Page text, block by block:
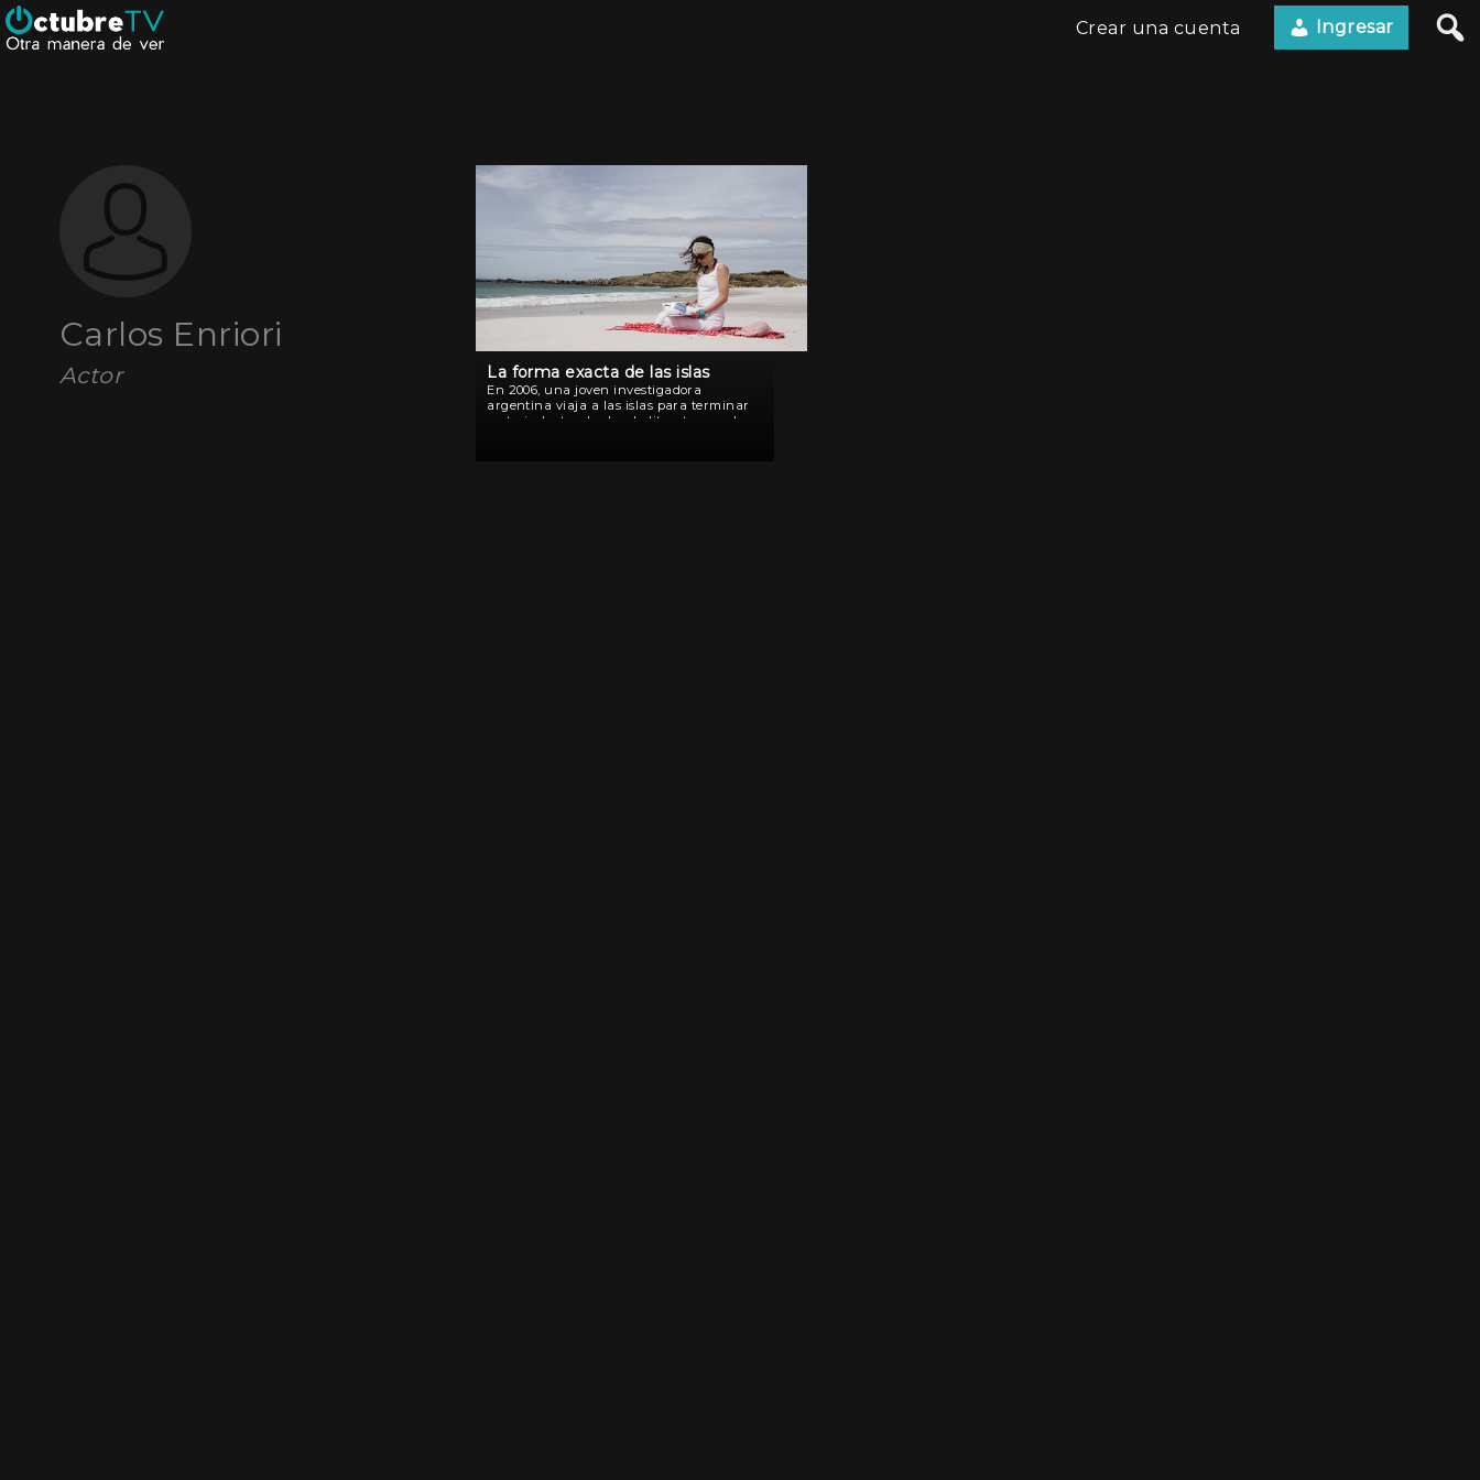
Crear una cuenta Ingresar
Carlos Enriori
Actor La forma exacta de las islas
En 2006, una joven investigadora
argentina viaja a las islas para terminar
su tesis doctoral sobre la literatura y el